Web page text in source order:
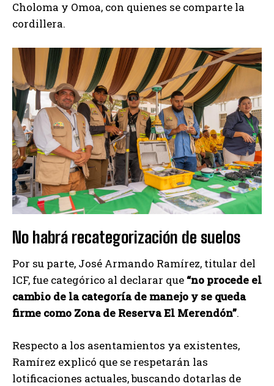
Choloma y Omoa, con quienes se comparte la
cordillera.
No habrá recategorización de suelos
Por su parte, José Armando Ramírez, titular del
ICF, fue categórico al declarar que “no procede el
cambio de la categoría de manejo y se queda
firme como Zona de Reserva El Merendón”.
Respecto a los asentamientos ya existentes,
Ramírez explicó que se respetarán las
lotificaciones actuales, buscando dotarlas de